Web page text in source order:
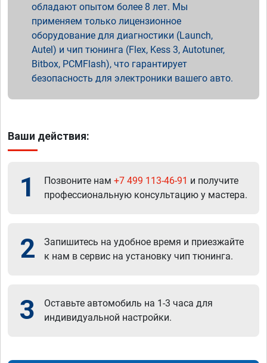
обладают опытом более 8 лет. Мы
применяем только лицензионное
оборудование для диагностики (Launch,
Autel) и чип тюнинга (Flex, Kess 3, Autotuner,
Bitbox, PCMFlash), что гарантирует
безопасность для электроники вашего авто.
Ваши действия:
1 Позвоните нам +7 499 113-46-91 и получите
профессиональную консультацию у мастера.
2
Запишитесь на удобное время и приезжайте
к нам в сервис на установку чип тюнинга.
3
Оставьте автомобиль на 1-3 часа для
индивидуальной настройки.